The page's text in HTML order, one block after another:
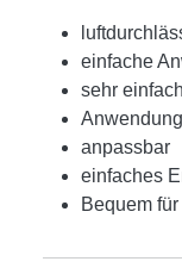
einfache
sehr
anpassbar
einfaches
Bequem